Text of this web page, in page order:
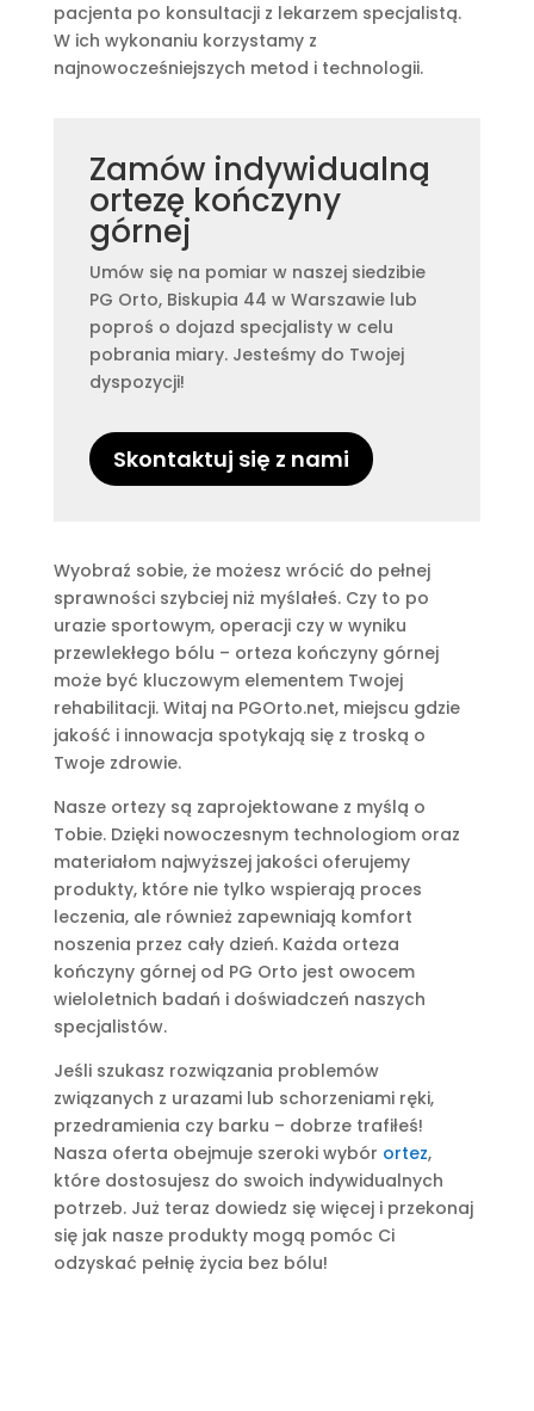
pacjenta po konsultacji z lekarzem specjalistą.
W ich wykonaniu korzystamy z
najnowocześniejszych metod i technologii.
Zamów indywidualną
ortezę kończyny
górnej
Umów się na pomiar w naszej siedzibie
PG Orto, Biskupia 44 w Warszawie lub
poproś o dojazd specjalisty w celu
pobrania miary. Jesteśmy do Twojej
dyspozycji!
Skontaktuj się z nami
Wyobraź sobie, że możesz wrócić do pełnej
sprawności szybciej niż myślałeś. Czy to po
urazie sportowym, operacji czy w wyniku
przewlekłego bólu – orteza kończyny górnej
może być kluczowym elementem Twojej
rehabilitacji. Witaj na PGOrto.net, miejscu gdzie
jakość i innowacja spotykają się z troską o
Twoje zdrowie.
Nasze ortezy są zaprojektowane z myślą o
Tobie. Dzięki nowoczesnym technologiom oraz
materiałom najwyższej jakości oferujemy
produkty, które nie tylko wspierają proces
leczenia, ale również zapewniają komfort
noszenia przez cały dzień. Każda orteza
kończyny górnej od PG Orto jest owocem
wieloletnich badań i doświadczeń naszych
specjalistów.
Jeśli szukasz rozwiązania problemów
związanych z urazami lub schorzeniami ręki,
przedramienia czy barku – dobrze trafiłeś!
Nasza oferta obejmuje szeroki wybór ortez,
które dostosujesz do swoich indywidualnych
potrzeb. Już teraz dowiedz się więcej i przekonaj
się jak nasze produkty mogą pomóc Ci
odzyskać pełnię życia bez bólu!